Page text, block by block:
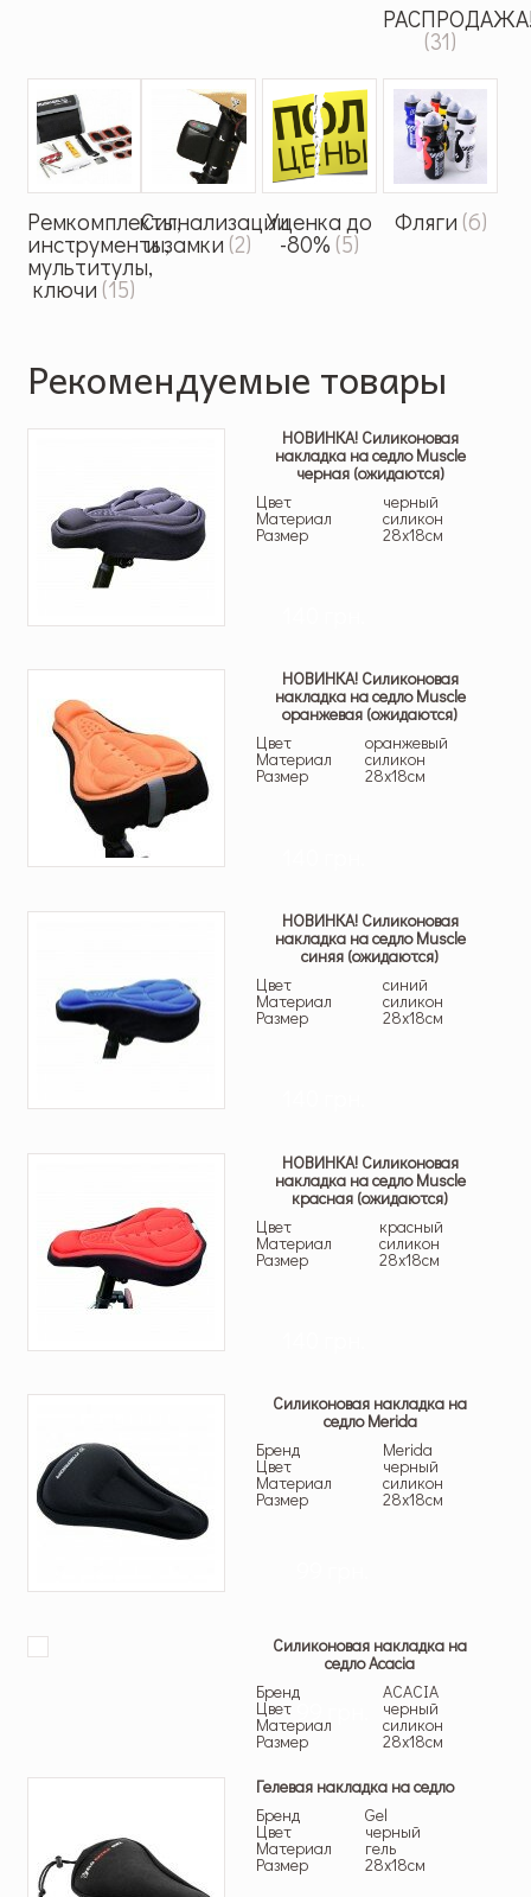
(31)
Ремкомплекты,
инструменты,
мультитулы,
ключи (15)
Сигнализации
и замки (2)
Уценка до
-80% (5)
Фляги (6)
Рекомендуемые товары
НОВИНКА! Силиконовая
накладка на седло Muscle
черная (ожидаются)
Цвет
черный
Материал силикон
Размер 28х18см
НОВИНКА! Силиконовая
накладка на седло Muscle
оранжевая (ожидаются)
Цвет
оранжевый
Материал силикон
Размер 28х18см
НОВИНКА! Силиконовая
накладка на седло Muscle
синяя (ожидаются)
Цвет
синий
Материал силикон
Размер 28х18см
НОВИНКА! Силиконовая
накладка на седло Muscle
красная (ожидаются)
Цвет
красный
Материал силикон
Размер 28х18см
Силиконовая накладка на
седло Merida
Бренд
Merida
Цвет черный
Материал силикон
Размер 28х18см
Силиконовая накладка на
седло Acacia
Бренд
ACACIA
Цвет черный
Материал силикон
Размер 28х18см
99 грн.
Гелевая накладка на седло
Бренд
Gel
Цвет черный
Материал гель
Размер 28х18см